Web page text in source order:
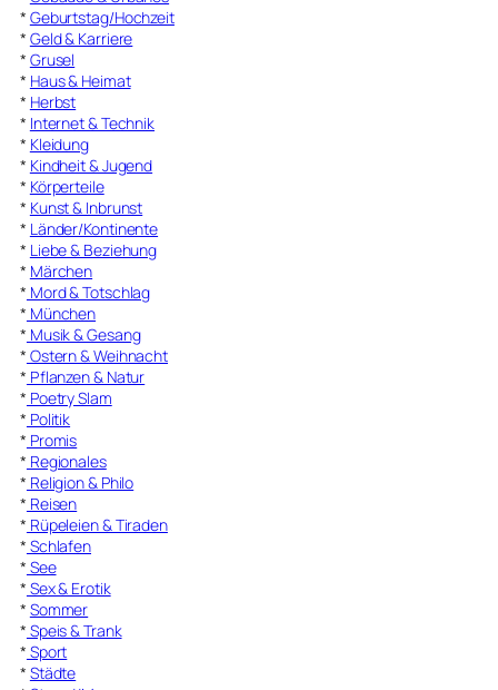
* Geburtstag/Hochzeit
* Geld & Karriere
* Grusel
* Haus & Heimat
* Herbst
* Internet & Technik
* Kleidung
* Kindheit & Jugend
* Körperteile
* Kunst & Inbrunst
* Länder/Kontinente
* Liebe & Beziehung
* Märchen
* Mord & Totschlag
* München
* Musik & Gesang
* Ostern & Weihnacht
* Pflanzen & Natur
* Poetry Slam
* Politik
* Promis
* Regionales
* Religion & Philo
* Reisen
* Rüpeleien & Tiraden
* Schlafen
* See
* Sex & Erotik
* Sommer
* Speis & Trank
* Sport
* Städte